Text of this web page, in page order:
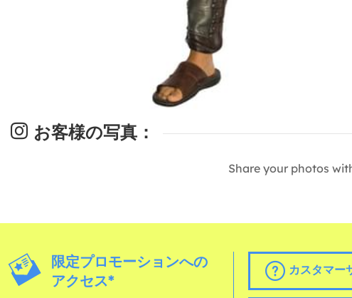
お客様の写真：
Share your photos
限定プロモーションへの
アクセス*
カスタマー